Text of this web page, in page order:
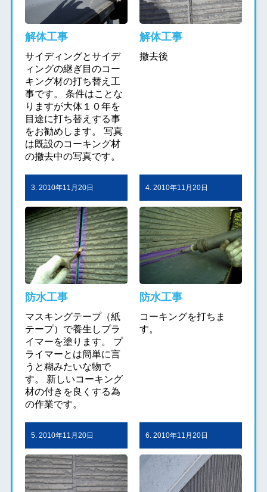
解体工事
サイディングとサイデ
ィングの継ぎ目のコー
キング材の打ち替え工
事です。 条件はことな
りますが大体１０年を
目途に打ち替えする事
をお勧めします。 写真
は既設のコーキング材
の撤去中の写真です。
解体工事
撤去後
3. 2010年11月20日
防水工事
マスキングテープ（紙
テープ）で養生しプラ
イマーを塗ります。 プ
ライマーとは簡単に言
うと糊みたいな物で
す。 新しいコーキング
材の付きを良くする為
の作業です。
4. 2010年11月20日
防水工事
コーキングを打ちま
す。
5. 2010年11月20日 6. 2010年11月20日